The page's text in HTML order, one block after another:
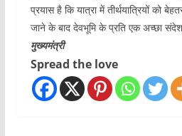
प्रयास है कि यात्रा में तीर्थयात्रियों को
जाने के बाद देवभूमि के प्रति एक अच्छा
मुख्यमंत्री
Spread the love